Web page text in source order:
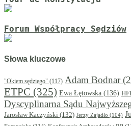
Forum Współpracy Sędziów
Słowa kluczowe
"Okiem sędziego" (117) Adam Bodnar
ETPC (325) Ewa Łętowska (136)
Dyscyplinarna Sądu
Jarosław Kaczyński (132) Jerzy Zajadło (104)